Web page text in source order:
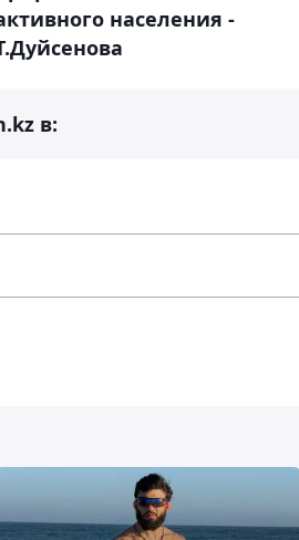
населения -
в: